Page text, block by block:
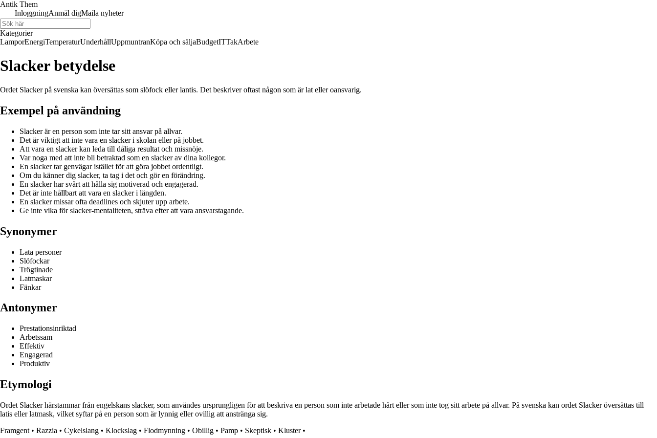
Antik Them
InloggningAnmäl digMaila nyheter
Kategorier
LamporEnergiTemperaturUnderhållUppmuntranKöpa och säljaBudgetITTakArbete
Slacker betydelse
Ordet Slacker på svenska kan översättas som slöfock eller lantis. Det beskriver oftast någon som är lat eller oansvarig.
Exempel på användning
Slacker är en person som inte tar sitt ansvar på allvar.
Det är viktigt att inte vara en slacker i skolan eller på jobbet.
Att vara en slacker kan leda till dåliga resultat och missnöje.
Var noga med att inte bli betraktad som en slacker av dina kollegor.
En slacker tar genvägar istället för att göra jobbet ordentligt.
Om du känner dig slacker, ta tag i det och gör en förändring.
En slacker har svårt att hålla sig motiverad och engagerad.
Det är inte hållbart att vara en slacker i längden.
En slacker missar ofta deadlines och skjuter upp arbete.
Ge inte vika för slacker-mentaliteten, sträva efter att vara ansvarstagande.
Synonymer
Lata personer
Slöfockar
Trögtinade
Latmaskar
Fänkar
Antonymer
Prestationsinriktad
Arbetssam
Effektiv
Engagerad
Produktiv
Etymologi
Ordet Slacker härstammar från engelskans slacker, som användes ursprungligen för att beskriva en person som inte arbetade hårt eller som inte tog sitt arbete på allvar. På svenska kan ordet Slacker översättas till
latis eller latmask, vilket syftar på en person som är lynnig eller ovillig att anstränga sig.
Framgent • Razzia • Cykelslang • Klockslag • Flodmynning • Obillig • Pamp • Skeptisk • Kluster•